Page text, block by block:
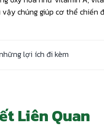
chúng giúp cơ thể chiến
lợi ích đi kèm
Liên Quan